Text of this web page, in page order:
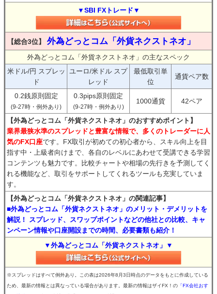
▼SBI FXトレード▼
【総合3位】 外為どっとコム「外貨ネクストネオ」
外為どっとコム「外貨ネクストネオ」の主なスペック
米ドル/円 スプレッ
ド
ユーロ/米ドル スプ
レッド
最低取引単
位
通貨ペア数
0.2銭原則固定
(9-27時・例外あり)
0.3pips原則固定
(9-27時・例外あり)
1000通貨 42ペア
【外為どっとコム「外貨ネクストネオ」のおすすめポイント】
業界最狭水準のスプレッドと豊富な情報で、多くのトレーダーに人
気のFX口座です。FX取引が初めての初心者から、スキル向上を目
指す中・上級者向けまで、各自のレベルにあわせて受講できる学習
コンテンツも魅力です。比較チャートや相場の先行きを予測してく
れる機能など、取引をサポートしてくれるツールも充実していま
す。
【外為どっとコム「外貨ネクストネオ」の関連記事】
■外為どっとコム「外貨ネクストネオ」のメリット・デメリットを
解説！ スプレッド、スワップポイントなどの他社との比較、キャ
ンペーン情報や口座開設までの時間、必要書類も紹介！
▼外為どっとコム「外貨ネクストネオ」▼
※スプレッドはすべて例外あり。この表は2026年8月3日時点のデータをもとに作成している
ため、最新の情報とは異なっている場合があります。最新の情報はザイFX！の 「FX会社おす